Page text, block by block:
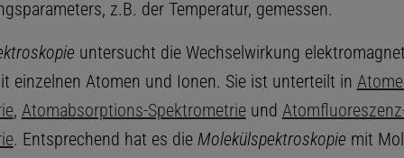
z.B. der Temperatur, gemessen.
untersucht die Wechselwirkung
einzelnen Atomen und Ionen. Sie ist unterteilt in
, Atomabsorptions-Spektrometrieund
. Entsprechend hat es die Molekülspektroskopie mit